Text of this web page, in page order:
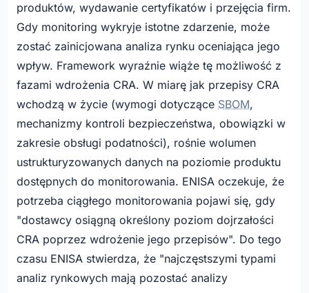
produktów, wydawanie certyfikatów i przejęcia firm.
Gdy monitoring wykryje istotne zdarzenie, może
zostać zainicjowana analiza rynku oceniająca jego
wpływ. Framework wyraźnie wiąże tę możliwość z
fazami wdrożenia CRA. W miarę jak przepisy CRA
wchodzą w życie (wymogi dotyczące SBOM,
mechanizmy kontroli bezpieczeństwa, obowiązki w
zakresie obsługi podatności), rośnie wolumen
ustrukturyzowanych danych na poziomie produktu
dostępnych do monitorowania. ENISA oczekuje, że
potrzeba ciągłego monitorowania pojawi się, gdy
"dostawcy osiągną określony poziom dojrzałości
CRA poprzez wdrożenie jego przepisów". Do tego
czasu ENISA stwierdza, że "najczęstszymi typami
analiz rynkowych mają pozostać analizy